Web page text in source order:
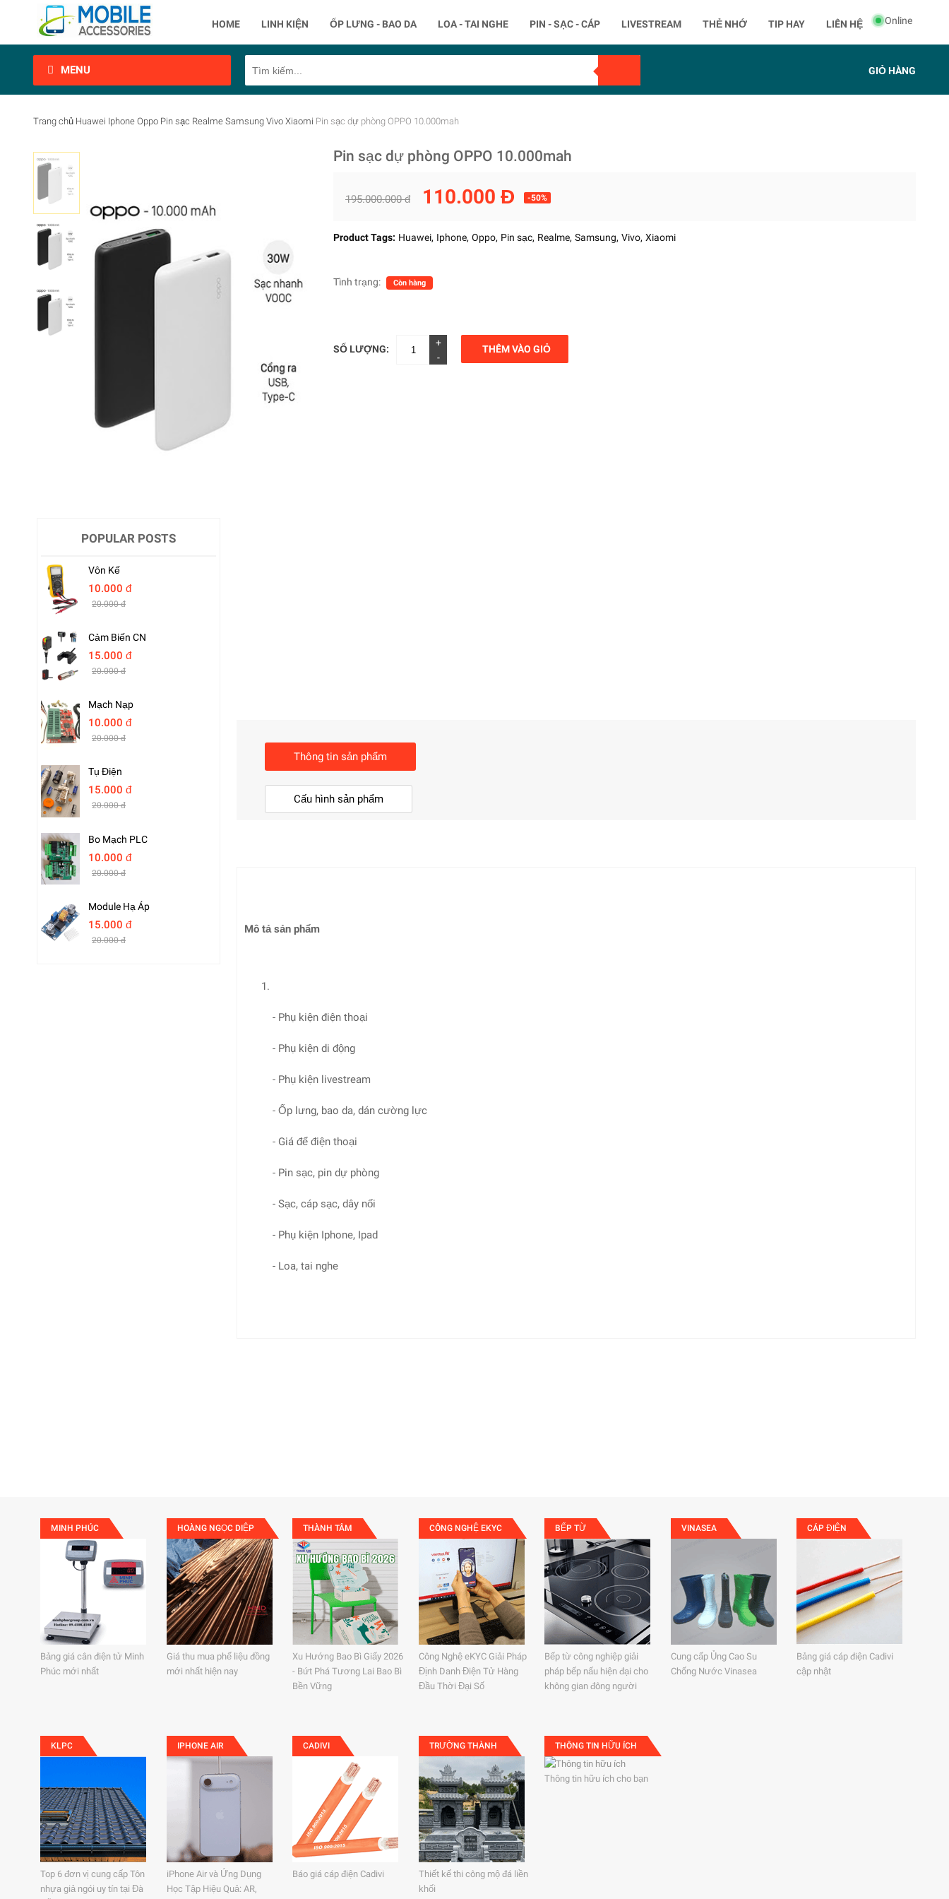
HOME LINH KIỆN ỐP LƯNG - BAO DA LOA - TAI NGHE PIN - SẠC - CÁP LIVESTREAM THẺ NHỚ TIP HAY LIÊN HỆ Online
MENU GIỎ HÀNG
Trang chủ Huawei Iphone Oppo Pin sạc Realme Samsung Vivo Xiaomi Pin sạc dự phòng OPPO 10.000mah
" />
Pin sạc dự phòng OPPO 10.000mah
195.000.000 đ 110.000 Đ -50%
Product Tags: Huawei Iphone Oppo Pin sạc Realme Samsung Vivo Xiaomi
Tình trạng: Còn hàng
SỐ LƯỢNG:
+
-
THÊM VÀO GIỎ
Thông tin sản phẩm
Cấu hình sản phẩm
Mô tả sản phẩm
- Phụ kiện điện thoại
- Phụ kiện di động
- Phụ kiện livestream
- Ốp lưng, bao da, dán cường lực
- Giá để điện thoại
- Pin sạc, pin dự phòng
- Sạc, cáp sạc, dây nối
- Phụ kiện Iphone, Ipad
- Loa, tai nghe
POPULAR POSTS
Vôn Kế
10.000 đ
20.000 đ
Cảm Biến CN
15.000 đ
20.000 đ
Mạch Nạp
10.000 đ
20.000 đ
Tụ Điện
15.000 đ
20.000 đ
Bo Mạch PLC
10.000 đ
20.000 đ
Module Hạ Áp
15.000 đ
20.000 đ
MINH PHÚC
Bảng giá cân điện tử Minh
Phúc mới nhất
HOÀNG NGỌC DIỆP
Giá thu mua phế liệu đồng
mới nhất hiện nay
THÀNH TÂM
Xu Hướng Bao Bì Giấy 2026
- Bứt Phá Tương Lai Bao Bì
Bền Vững
CÔNG NGHỆ EKYC
Công Nghệ eKYC Giải Pháp
Định Danh Điện Tử Hàng
Đầu Thời Đại Số
BẾP TỪ
Bếp từ công nghiệp giải
pháp bếp nấu hiện đại cho
không gian đông người
VINASEA
Cung cấp Ủng Cao Su
Chống Nước Vinasea
CÁP ĐIỆN
Bảng giá cáp điện Cadivi
cập nhật
KLPC
Top 6 đơn vị cung cấp Tôn
nhựa giả ngói uy tín tại Đà
IPHONE AIR
iPhone Air và Ứng Dụng
Học Tập Hiệu Quả: AR,
CADIVI
Báo giá cáp điện Cadivi
TRƯỜNG THÀNH
Thiết kế thi công mộ đá liền
khối
THÔNG TIN HỮU ÍCH
Thông tin hữu ích cho bạn